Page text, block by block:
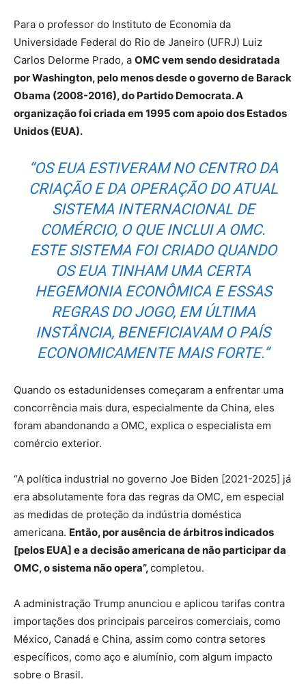
Para o professor do Instituto de Economia da
Universidade Federal do Rio de Janeiro (UFRJ) Luiz
Carlos Delorme Prado, a OMC vem sendo desidratada
por Washington, pelo menos desde o governo de Barack
Obama (2008-2016), do Partido Democrata. A
organização foi criada em 1995 com apoio dos Estados
Unidos (EUA).
“OS EUA ESTIVERAM NO CENTRO DA
CRIAÇÃO E DA OPERAÇÃO DO ATUAL
SISTEMA INTERNACIONAL DE
COMÉRCIO, O QUE INCLUI A OMC.
ESTE SISTEMA FOI CRIADO QUANDO
OS EUA TINHAM UMA CERTA
HEGEMONIA ECONÔMICA E ESSAS
REGRAS DO JOGO, EM ÚLTIMA
INSTÂNCIA, BENEFICIAVAM O PAÍS
ECONOMICAMENTE MAIS FORTE.”
Quando os estadunidenses começaram a enfrentar uma
concorrência mais dura, especialmente da China, eles
foram abandonando a OMC, explica o especialista em
comércio exterior.
“A política industrial no governo Joe Biden [2021-2025] já
era absolutamente fora das regras da OMC, em especial
as medidas de proteção da indústria doméstica
americana. Então, por ausência de árbitros indicados
[pelos EUA] e a decisão americana de não participar da
OMC, o sistema não opera”,completou.
A administração Trump anunciou e aplicou tarifas contra
importações dos principais parceiros comerciais, como
México, Canadá e China, assim como contra setores
específicos, como aço e alumínio, com algum impacto
sobre o Brasil.